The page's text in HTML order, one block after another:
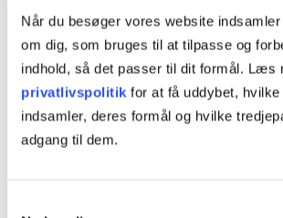
Når du besøger vores website
om dig, som bruges til at tilpasse og
indhold, så det passer til dit formål. Læs
privatlivspolitik for at få uddybet,
indsamler, deres formål og hvilke
adgang til dem.
Andre relevante kurser
Se alle kurser